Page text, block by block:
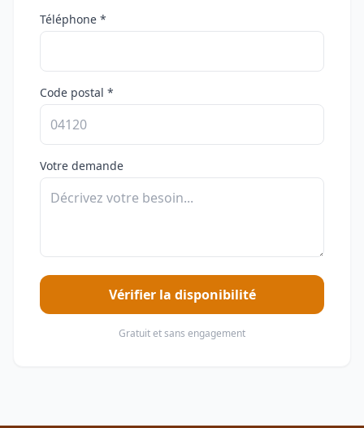
Téléphone *
Code postal *
Votre demande
Vérifier la disponibilité
Gratuit et sans engagement